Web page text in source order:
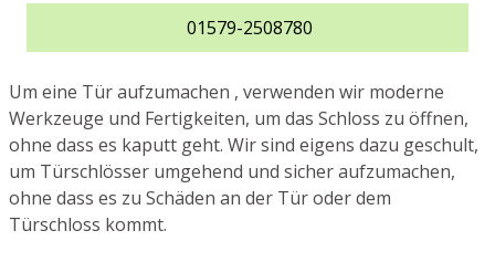
01579-2508780
Um eine Tür aufzumachen , verwenden wir moderne
Werkzeuge und Fertigkeiten, um das Schloss zu öffnen,
ohne dass es kaputt geht. Wir sind eigens dazu geschult,
um Türschlösser umgehend und sicher aufzumachen,
ohne dass es zu Schäden an der Tür oder dem
Türschloss kommt.